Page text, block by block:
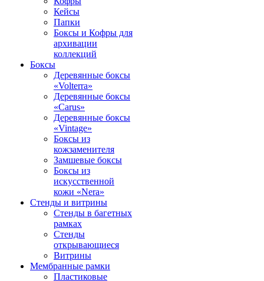
Кейсы
Папки
Боксы и Кофры для
архивации
коллекций
Боксы
Деревянные боксы
«Volterra»
Деревянные боксы
«Carus»
Деревянные боксы
«Vintage»
Боксы из
кожзаменителя
Замшевые боксы
Боксы из
искусственной
кожи «Nera»
Стенды и витрины
Стенды в багетных
рамках
Стенды
открывающиеся
Витрины
Мембранные рамки
Пластиковые